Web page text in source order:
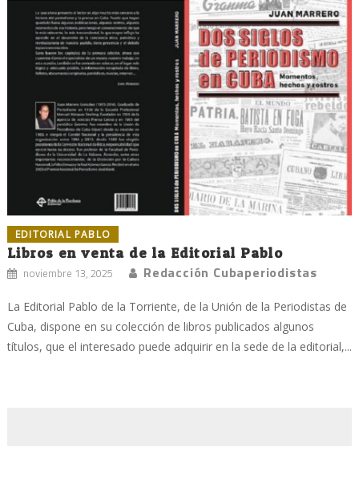
EDITORIAL PABLO
Libros en venta de la Editorial Pablo
noviembre 13, 2025 Redacción Cubaperiodistas
La Editorial Pablo de la Torriente, de la Unión de la Periodistas de
Cuba, dispone en su colección de libros publicados algunos
títulos, que el interesado puede adquirir en la sede de la editorial,...